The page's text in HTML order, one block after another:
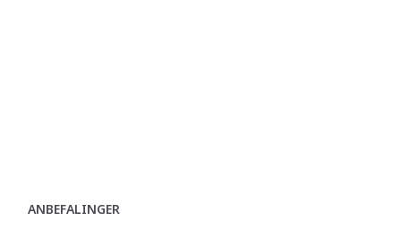
ANBEFALINGER